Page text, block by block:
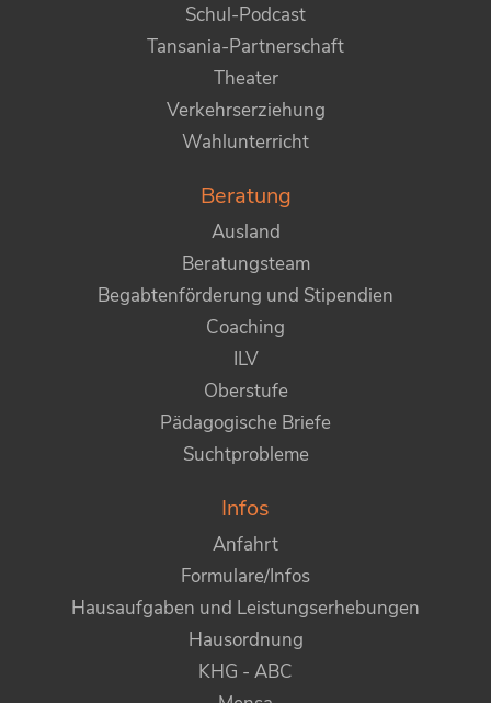
Schul-Podcast
Tansania-Partnerschaft
Theater
Verkehrserziehung
Wahlunterricht
Beratung
Ausland
Beratungsteam
Begabtenförderung und Stipendien
Coaching
ILV
Oberstufe
Pädagogische Briefe
Suchtprobleme
Infos
Anfahrt
Formulare/Infos
Hausaufgaben und Leistungserhebungen
Hausordnung
KHG - ABC